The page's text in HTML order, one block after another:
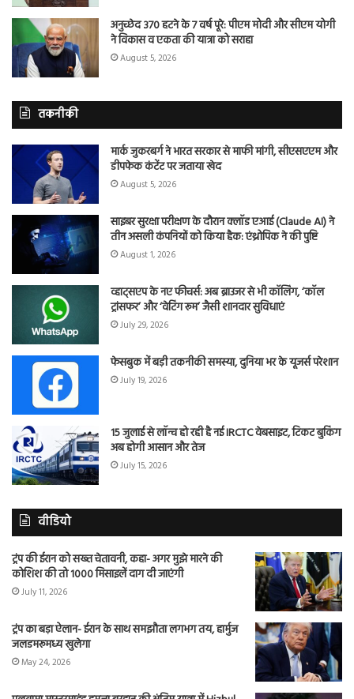
अनुच्छेद 370 हटने के 7 वर्ष पूरे: पीएम मोदी और सीएम योगी
ने विकास व एकता की यात्रा को सराहा
August 5, 2026
तकनीकी
मार्क जुकरबर्ग ने भारत सरकार से माफी मांगी, सीएसएएम और
डीपफेक कंटेंट पर जताया खेद
August 5, 2026
साइबर सुरक्षा परीक्षण के दौरान क्लॉड एआई (Claude AI) ने
तीन असली कंपनियों को किया हैक: एंथ्रोपिक ने की पुष्टि
August 1, 2026
व्हाट्सएप के नए फीचर्स: अब ब्राउजर से भी कॉलिंग, ‘कॉल
ट्रांसफर’ और ‘वेटिंग रूम’ जैसी शानदार सुविधाएं
July 29, 2026
फेसबुक में बड़ी तकनीकी समस्या, दुनिया भर के यूजर्स परेशान
July 19, 2026
15 जुलाई से लॉन्च हो रही है नई IRCTC वेबसाइट, टिकट बुकिंग
अब होगी आसान और तेज
July 15, 2026
वीडियो
ट्रंप की ईरान को सख्त चेतावनी, कहा- अगर मुझे मारने की
कोशिश की तो 1000 मिसाइलें दाग दी जाएंगी
July 11, 2026
ट्रंप का बड़ा ऐलान- ईरान के साथ समझौता लगभग तय, हार्मुज
जलडमरूमध्य खुलेगा
May 24, 2026